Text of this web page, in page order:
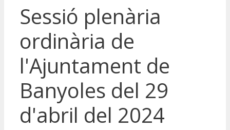
Sessió plenària
ordinària de
l'Ajuntament de
Banyoles del 29
d'abril del 2024